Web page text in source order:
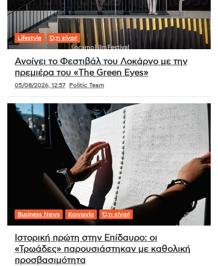
Lifestyle Ό,τι είναι!
Ανοίγει το Φεστιβάλ του Λοκάρνο με την
πρεμιέρα του «The Green Eyes»
05/08/2026, 12:57 Politic Team
Business News Κοινωνία Ό,τι είναι!
Ιστορική πρώτη στην Επίδαυρο: οι
«Τρωάδες» παρουσιάστηκαν με καθολική
προσβασιμότητα